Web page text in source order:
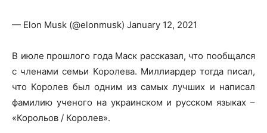
— Elon Musk (@elonmusk) January 12, 2021
В июле прошлого года Маск рассказал, что пообщался
с членами семьи Королева. Миллиардер тогда писал,
что Королев был одним из самых лучших и написал
фамилию ученого на украинском и русском языках –
«Корольов / Королев».